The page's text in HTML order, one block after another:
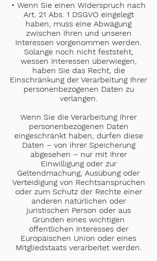
• Wenn Sie einen Widerspruch nach
Art. 21 Abs. 1 DSGVO eingelegt
haben, muss eine Abwägung
zwischen Ihren und unseren
Interessen vorgenommen werden.
Solange noch nicht feststeht,
wessen Interessen überwiegen,
haben Sie das Recht, die
Einschränkung der Verarbeitung Ihrer
personenbezogenen Daten zu
verlangen.
Wenn Sie die Verarbeitung Ihrer
personenbezogenen Daten
eingeschränkt haben, dürfen diese
Daten – von ihrer Speicherung
abgesehen – nur mit Ihrer
Einwilligung oder zur
Geltendmachung, Ausübung oder
Verteidigung von Rechtsansprüchen
oder zum Schutz der Rechte einer
anderen natürlichen oder
juristischen Person oder aus
Gründen eines wichtigen
öffentlichen Interesses der
Europäischen Union oder eines
Mitgliedstaats verarbeitet werden.